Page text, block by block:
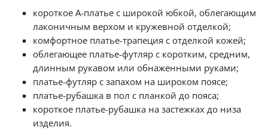
короткое А-платье с широкой юбкой, облегающим
лаконичным верхом и кружевной отделкой;
комфортное платье-трапеция с отделкой кожей;
облегающее платье-футляр с коротким, средним,
длинным рукавом или обнаженными руками;
платье-футляр с запахом на широком поясе;
платье-рубашка в пол с планкой до пояса;
короткое платье-рубашка на застежках до низа
изделия.